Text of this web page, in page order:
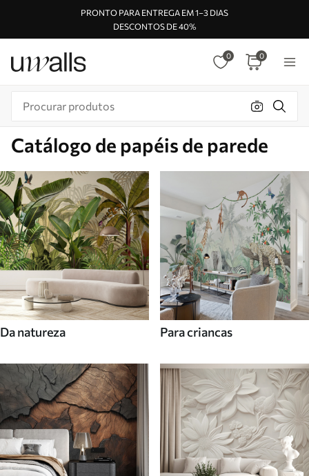
PRONTO PARA ENTREGA EM 1–3 DIAS
DESCONTOS DE 40%
0 0
Catálogo de papéis de parede
Da natureza Para criancas